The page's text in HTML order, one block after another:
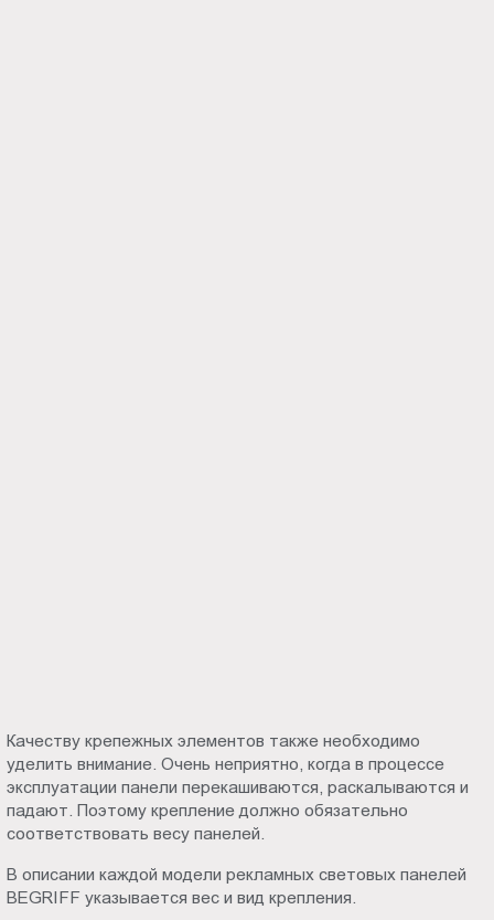
Качеству крепежных элементов также необходимо
уделить внимание. Очень неприятно, когда в процессе
эксплуатации панели перекашиваются, раскалываются и
падают. Поэтому крепление должно обязательно
соответствовать весу панелей.
В описании каждой модели рекламных световых панелей
BEGRIFF указывается вес и вид крепления.